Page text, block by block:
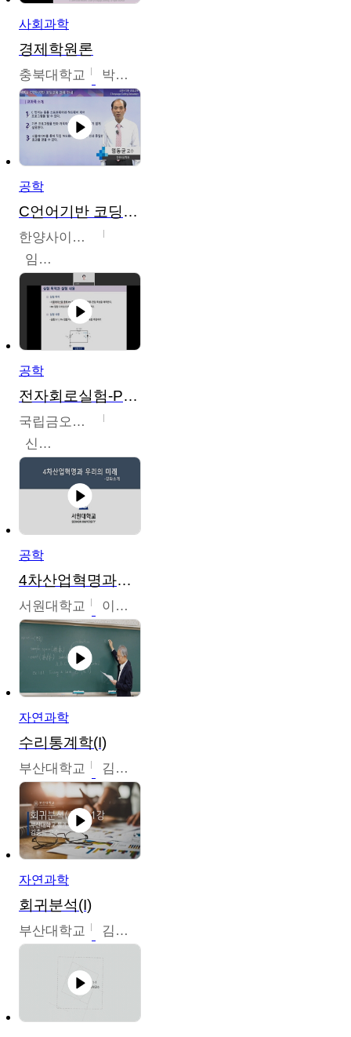
사회과학
경제학원론
충북대학교 박철호
공학
C언어기반 코딩교육
한양사이버대학교
임동균
공학
전자회로실험-PSPICE 시뮬레이션
국립금오공과대학교
신경욱
공학
4차산업혁명과우리의미래
서원대학교 이병권
자연과학
수리통계학(I)
부산대학교 김충락
자연과학
회귀분석(I)
부산대학교 김충락